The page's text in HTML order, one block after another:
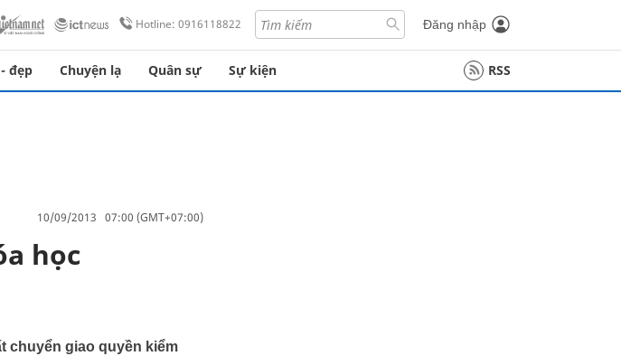
Hotline: 0916118822 Đăng nhập
đẹp Chuyện lạ Quân sự Sự kiện RSS
10/09/2013 07:00 (GMT+07:00)
học
chuyển giao quyền kiểm